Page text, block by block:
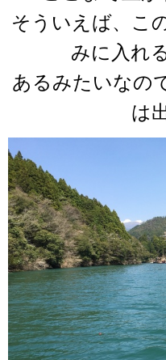
そういえば、こ
みに入れ
あるみたいなの
は